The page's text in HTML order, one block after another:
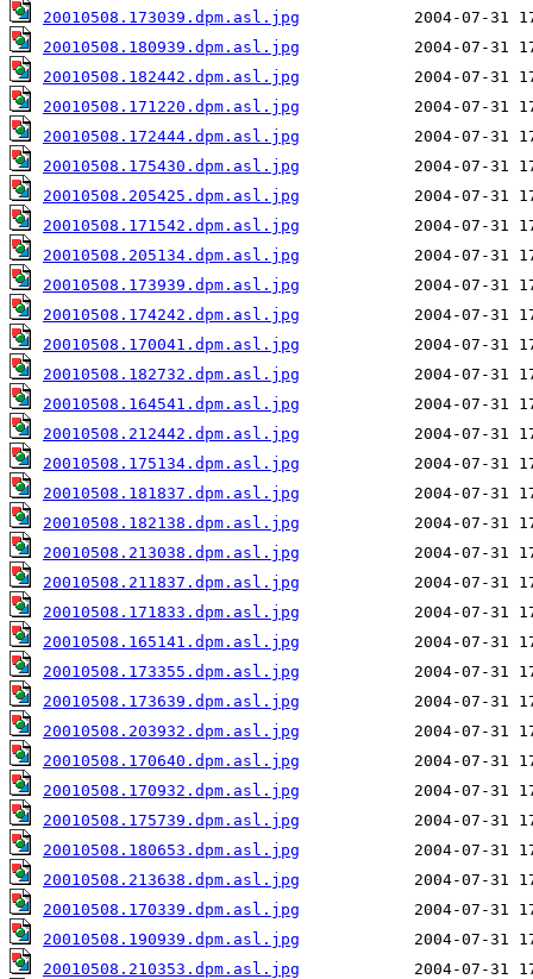
20010508.173039.dpm.asl.jpg
20010508.180939.dpm.asl.jpg
20010508.182442.dpm.asl.jpg
20010508.171220.dpm.asl.jpg
20010508.172444.dpm.asl.jpg
20010508.175430.dpm.asl.jpg
20010508.205425.dpm.asl.jpg
20010508.171542.dpm.asl.jpg
20010508.205134.dpm.asl.jpg
20010508.173939.dpm.asl.jpg
20010508.174242.dpm.asl.jpg
20010508.170041.dpm.asl.jpg
20010508.182732.dpm.asl.jpg
20010508.164541.dpm.asl.jpg
20010508.212442.dpm.asl.jpg
20010508.175134.dpm.asl.jpg
20010508.181837.dpm.asl.jpg
20010508.182138.dpm.asl.jpg
20010508.213038.dpm.asl.jpg
20010508.211837.dpm.asl.jpg
20010508.171833.dpm.asl.jpg
20010508.165141.dpm.asl.jpg
20010508.173355.dpm.asl.jpg
20010508.173639.dpm.asl.jpg
20010508.203932.dpm.asl.jpg
20010508.170640.dpm.asl.jpg
20010508.170932.dpm.asl.jpg
20010508.175739.dpm.asl.jpg
20010508.180653.dpm.asl.jpg
20010508.213638.dpm.asl.jpg
20010508.170339.dpm.asl.jpg
20010508.190939.dpm.asl.jpg
20010508.210353.dpm.asl.jpg